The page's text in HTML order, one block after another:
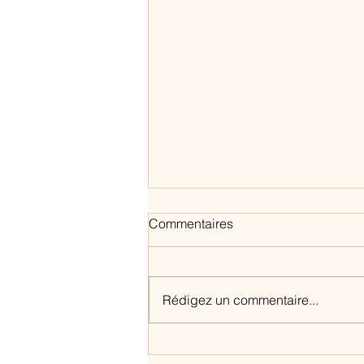
Commentaires
Rédigez un commentaire...